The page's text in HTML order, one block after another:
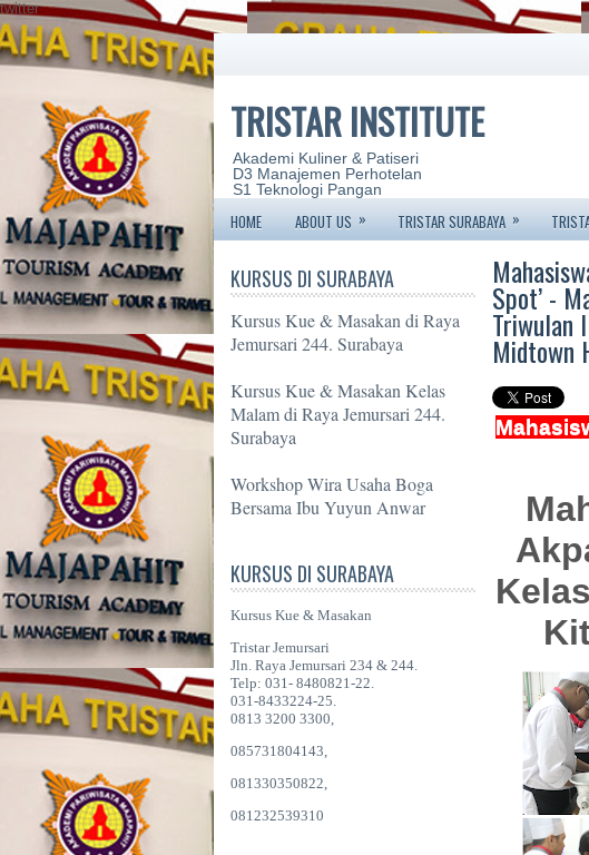
twitter
TRISTAR INSTITUTE
Akademi Kuliner & Patiseri
D3 Manajemen Perhotelan
S1 Teknologi Pangan
HOME ABOUT US » TRISTAR SURABAYA »
KURSUS DI SURABAYA
Kursus Kue & Masakan di Raya
Jemursari 244. Surabaya
Kursus Kue & Masakan Kelas
Malam di Raya Jemursari 244.
Surabaya
Workshop Wira Usaha Boga
Bersama Ibu Yuyun Anwar
KURSUS DI SURABAYA
Kursus Kue & Masakan
Tristar Jemursari
Jln. Raya Jemursari 234 & 244.
Telp: 031- 8480821-22.
031-8433224-25.
0813 3200 3300,
085731804143,
081330350822,
081232539310
Spot’ -
Triwulan
Midtown